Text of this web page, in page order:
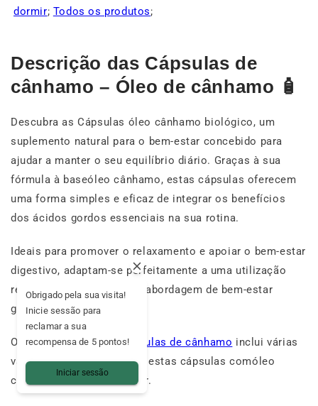
dormir; Todos os produtos;
Descrição das Cápsulas de
cânhamo – Óleo de cânhamo 🧴
Descubra as Cápsulas óleo cânhamo biológico, um
suplemento natural para o bem-estar concebido para
ajudar a manter o seu equilíbrio diário. Graças à sua
fórmula à baseóleo cânhamo, estas cápsulas oferecem
uma forma simples e eficaz de integrar os benefícios
dos ácidos gordos essenciais na sua rotina.
Ideais para promover o relaxamento e apoiar o bem-estar
digestivo, adaptam-se perfeitamente a uma utilização
regular no âmbito de uma abordagem de bem-estar
global.
O nosso catálogo decápsulas de cânhamo inclui várias
variedades, entre as quais estas cápsulas comóleo
cânhamo, fáceis de dosear.
Obrigado pela sua visita!
Inicie sessão para
reclamar a sua
recompensa de 5 pontos!
Iniciar sessão